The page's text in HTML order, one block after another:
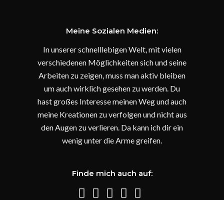
Meine Sozialen Medien:
In unserer schnelllebigen Welt, mit vielen
verschiedenen Möglichkeiten sich und seine
Arbeiten zu zeigen, muss man aktiv bleiben
um auch wirklich gesehen zu werden. Du
hast großes Interesse meinen Weg und auch
meine Kreationen zu verfolgen und nicht aus
den Augen zu verlieren. Da kann ich dir ein
wenig unter die Arme greifen.
Finde mich auch auf: